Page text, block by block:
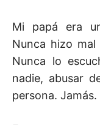
Mi papá era
Nunca hizo
Nunca lo
nadie, abusar
persona.